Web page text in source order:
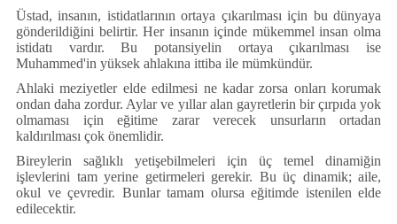
Üstad, insanın, istidatlarının ortaya çıkarılması için bu dünyaya
gönderildiğini belirtir. Her insanın içinde mükemmel insan olma
istidatı vardır. Bu potansiyelin ortaya çıkarılması ise
Muhammed'in yüksek ahlakına ittiba ile mümkündür.
Ahlaki meziyetler elde edilmesi ne kadar zorsa onları korumak
ondan daha zordur. Aylar ve yıllar alan gayretlerin bir çırpıda yok
olmaması için eğitime zarar verecek unsurların ortadan
kaldırılması çok önemlidir.
Bireylerin sağlıklı yetişebilmeleri için üç temel dinamiğin
işlevlerini tam yerine getirmeleri gerekir. Bu üç dinamik; aile,
okul ve çevredir. Bunlar tamam olursa eğitimde istenilen elde
edilecektir.